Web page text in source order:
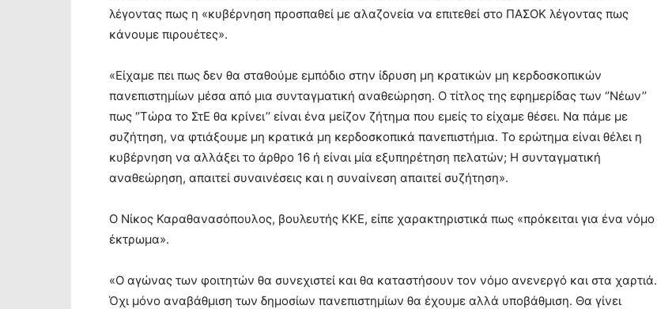
λέγοντας πως η «κυβέρνηση προσπαθεί με αλαζονεία να επιτεθεί στο ΠΑΣΟΚ λέγοντας πως
κάνουμε πιρουέτες».
«Είχαμε πει πως δεν θα σταθούμε εμπόδιο στην ίδρυση μη κρατικών μη κερδοσκοπικών
πανεπιστημίων μέσα από μια συνταγματική αναθεώρηση. Ο τίτλος της εφημερίδας των ‘’Νέων’’
πως ‘’Τώρα το ΣτΕ θα κρίνει’’ είναι ένα μείζον ζήτημα που εμείς το είχαμε θέσει. Να πάμε με
συζήτηση, να φτιάξουμε μη κρατικά μη κερδοσκοπικά πανεπιστήμια. Το ερώτημα είναι θέλει η
κυβέρνηση να αλλάξει το άρθρο 16 ή είναι μία εξυπηρέτηση πελατών; Η συνταγματική
αναθεώρηση, απαιτεί συναινέσεις και η συναίνεση απαιτεί συζήτηση».
Ο Νίκος Καραθανασόπουλος, βουλευτής ΚΚΕ, είπε χαρακτηριστικά πως «πρόκειται για ένα νόμο
έκτρωμα».
«Ο αγώνας των φοιτητών θα συνεχιστεί και θα καταστήσουν τον νόμο ανενεργό και στα χαρτιά.
Όχι μόνο αναβάθμιση των δημοσίων πανεπιστημίων θα έχουμε αλλά υποβάθμιση. Θα γίνει